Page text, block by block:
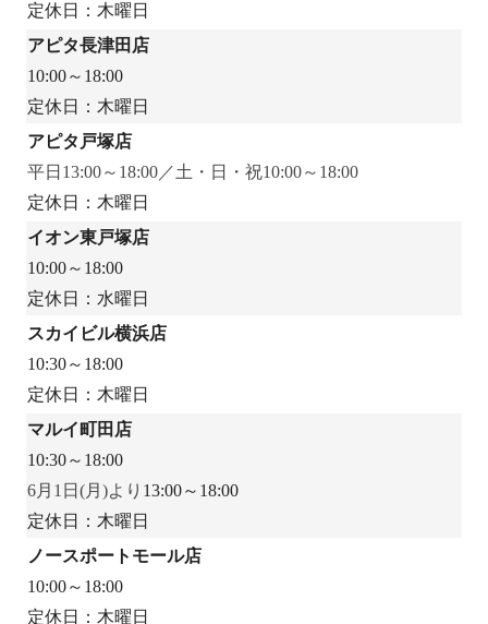
定休日：木曜日
アピタ長津田店
10:00～18:00
定休日：木曜日
アピタ戸塚店
平日13:00～18:00／土・日・祝10:00～18:00
定休日：木曜日
イオン東戸塚店
10:00～18:00
定休日：水曜日
スカイビル横浜店
10:30～18:00
定休日：木曜日
マルイ町田店
10:30～18:00
6月1日(月)より 13:00～18:00
定休日：木曜日
ノースポートモール店
10:00～18:00
定休日：木曜日